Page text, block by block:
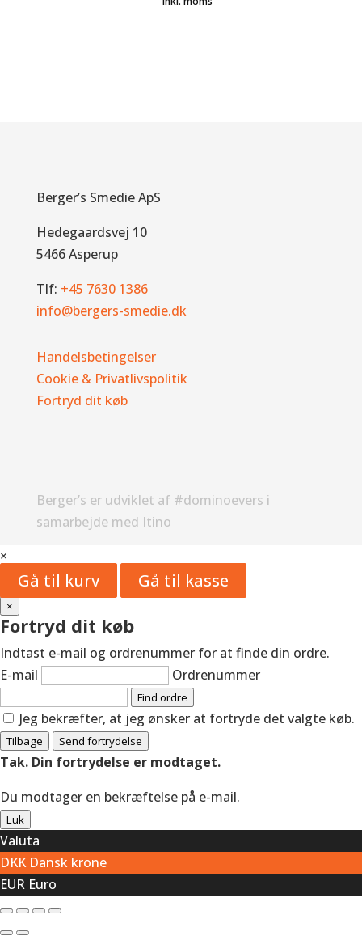
Berger’s Smedie ApS
Hedegaardsvej 10
5466 Asperup
Tlf: +45 7630 1386
info@bergers-smedie.dk
Handelsbetingelser
Cookie & Privatlivspolitik
Fortryd dit køb
Berger’s er udviklet af #dominoevers i
samarbejde med Itino
×
Gå til kurv Gå til kasse
×
Fortryd dit køb
Indtast e-mail og ordrenummer for at finde din ordre.
E-mail
Ordrenummer
Find ordre
Jeg bekræfter, at jeg ønsker at fortryde det valgte køb.
Tilbage Send fortrydelse
Tak. Din fortrydelse er modtaget.
Du modtager en bekræftelse på e-mail.
Luk
Valuta
DKK Dansk krone
EUR Euro